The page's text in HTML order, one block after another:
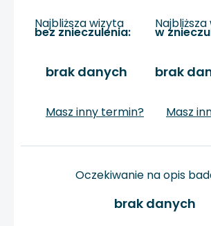
Najbliższa wizyta
bez znieczulenia:
brak danych
Masz inny termin?
w
brak
Masz
Oczekiwanie na opis
brak danych